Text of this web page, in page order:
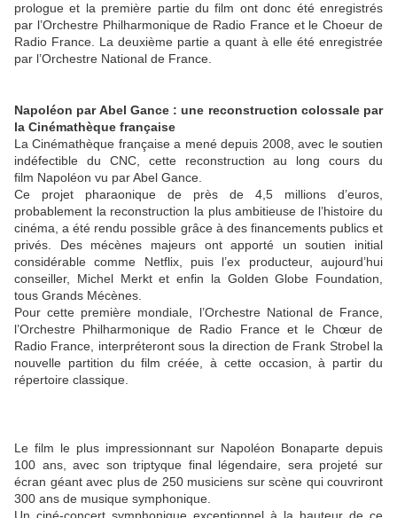
prologue et la première partie du film ont donc été enregistrés
par l’Orchestre Philharmonique de Radio France et le Choeur de
Radio France. La deuxième partie a quant à elle été enregistrée
par l’Orchestre National de France.
Napoléon par Abel Gance : une reconstruction colossale par
la Cinémathèque française
La Cinémathèque française a mené depuis 2008, avec le soutien
indéfectible du CNC, cette reconstruction au long cours du
film Napoléon vu par Abel Gance.
Ce projet pharaonique de près de 4,5 millions d’euros,
probablement la reconstruction la plus ambitieuse de l’histoire du
cinéma, a été rendu possible grâce à des financements publics et
privés. Des mécènes majeurs ont apporté un soutien initial
considérable comme Netflix, puis l’ex producteur, aujourd’hui
conseiller, Michel Merkt et enfin la Golden Globe Foundation,
tous Grands Mécènes.
Pour cette première mondiale, l’Orchestre National de France,
l’Orchestre Philharmonique de Radio France et le Chœur de
Radio France, interpréteront sous la direction de Frank Strobel la
nouvelle partition du film créée, à cette occasion, à partir du
répertoire classique.
Le film le plus impressionnant sur Napoléon Bonaparte depuis
100 ans, avec son triptyque final légendaire, sera projeté sur
écran géant avec plus de 250 musiciens sur scène qui couvriront
300 ans de musique symphonique.